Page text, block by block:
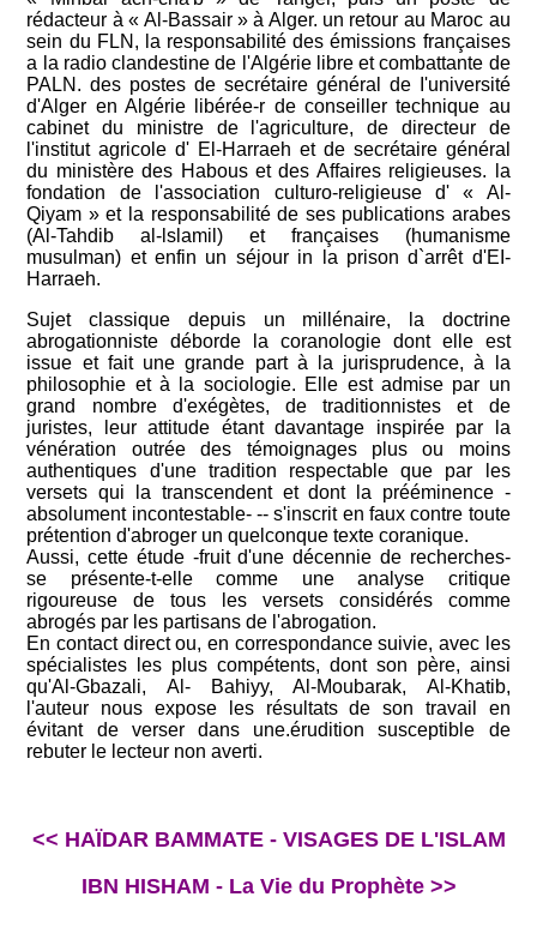
rédacteur à « Al-Bassair » à Alger. un retour au Maroc au
sein du FLN, la responsabilité des émissions françaises
a la radio clandestine de l'Algérie libre et combattante de
PALN. des postes de secrétaire général de I'université
d'Alger en Algérie libérée-r de conseiller technique au
cabinet du ministre de l'agriculture, de directeur de
l'institut agricole d' El-Harraeh et de secrétaire général
du ministère des Habous et des Affaires religieuses. la
fondation de l'association culturo-religieuse d' « Al-
Qiyam » et la responsabilité de ses publications arabes
(Al-Tahdib al-lslamil) et françaises (humanisme
musulman) et enfin un séjour in la prison d`arrêt d'EI-
Harraeh.
Sujet classique depuis un millénaire, la doctrine
abrogationniste déborde la coranologie dont elle est
issue et fait une grande part à la jurisprudence, à la
philosophie et à la sociologie. Elle est admise par un
grand nombre d'exégètes, de traditionnistes et de
juristes, leur attitude étant davantage inspirée par la
vénération outrée des témoignages plus ou moins
authentiques d'une tradition respectable que par les
versets qui la transcendent et dont la prééminence -
absolument incontestable- -- s'inscrit en faux contre toute
prétention d'abroger un quelconque texte coranique.
Aussi, cette étude -fruit d'une décennie de recherches-
se présente-t-elle comme une analyse critique
rigoureuse de tous les versets considérés comme
abrogés par les partisans de l'abrogation.
En contact direct ou, en correspondance suivie, avec les
spécialistes les plus compétents, dont son père, ainsi
qu'Al-Gbazali, Al- Bahiyy, Al-Moubarak, Al-Khatib,
l'auteur nous expose les résultats de son travail en
évitant de verser dans une.érudition susceptible de
rebuter le lecteur non averti.
<< HAÏDAR BAMMATE - VISAGES DE L'ISLAM
IBN HISHAM - La Vie du Prophète >>